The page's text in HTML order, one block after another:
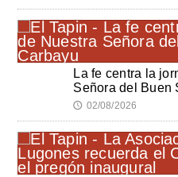
La fe centra la
Señora del Buen
🕔 02/08/2026